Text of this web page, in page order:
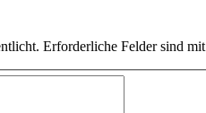
Erforderliche Felder sind mit